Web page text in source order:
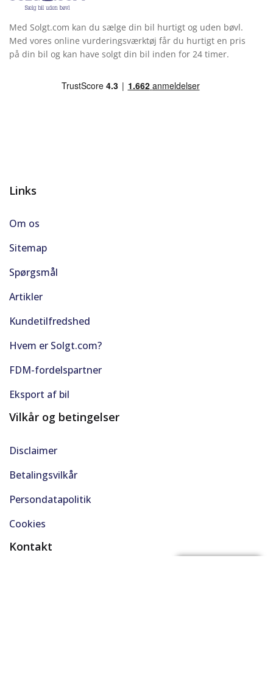
Med Solgt.com kan du sælge din bil hurtigt og uden bøvl.
Med vores online vurderingsværktøj får du hurtigt en pris
på din bil og kan have solgt din bil inden for 24 timer.
Links
Om os
Sitemap
Spørgsmål
Artikler
Kundetilfredshed
Hvem er Solgt.com?
FDM-fordelspartner
Eksport af bil
Vilkår og betingelser
Disclaimer
Betalingsvilkår
Persondatapolitik
Cookies
Kontakt